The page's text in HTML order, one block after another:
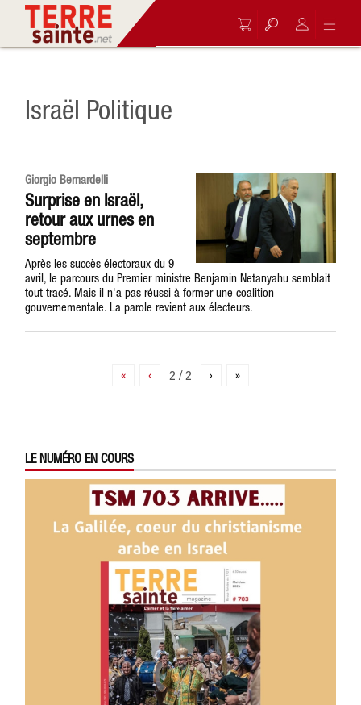
Israël Politique
Giorgio Bernardelli
Surprise en Israël,
retour aux urnes en
septembre
Après les succès électoraux du 9
avril, le parcours du Premier ministre Benjamin Netanyahu semblait
tout tracé. Mais il n'a pas réussi à former une coalition
gouvernementale. La parole revient aux électeurs.
« ‹ 2 / 2 › »
LE NUMÉRO EN COURS